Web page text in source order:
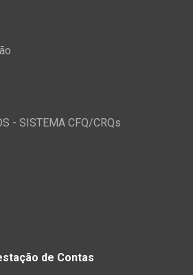
- SISTEMA CFQ/CRQs
de Contas